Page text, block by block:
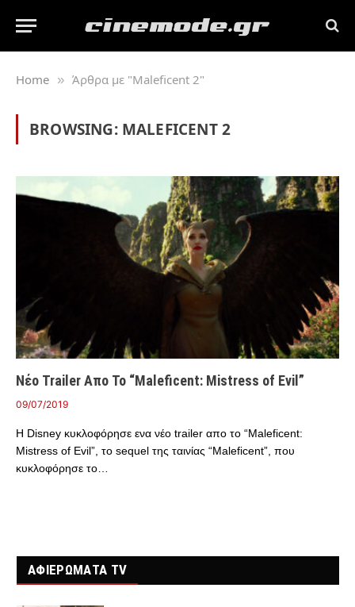
Home » Άρθρα με "Maleficent 2"
BROWSING: MALEFICENT 2
Νέο Trailer Απο Το “Maleficent: Mistress of Evil”
09/07/2019
Η Disney κυκλοφόρησε ενα νέο trailer απο το “Maleficent:
Mistress of Evil”, το sequel της ταινίας “Maleficent”, που
κυκλοφόρησε το…
ΑΦΙΕΡΩΜΑΤΑ TV